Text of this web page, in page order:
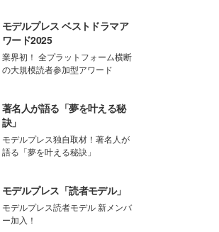
モデルプレス ベストドラマア
ワード2025
業界初！ 全プラットフォーム横断
の大規模読者参加型アワード
著名人が語る「夢を叶える秘
訣」
モデルプレス独自取材！著名人が
語る「夢を叶える秘訣」
モデルプレス「読者モデル」
モデルプレス読者モデル 新メンバ
ー加入！